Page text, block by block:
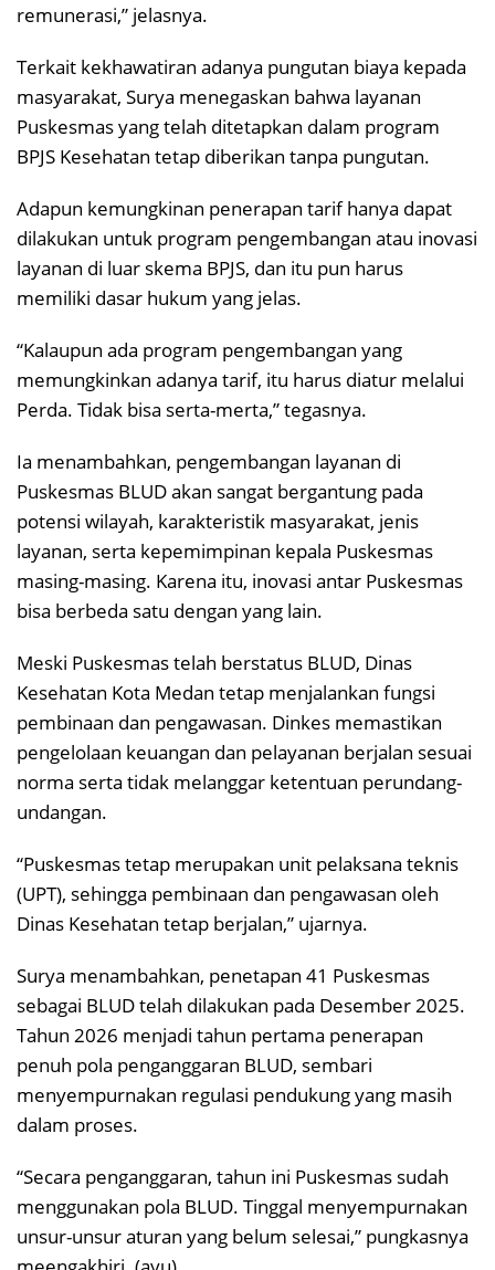
remunerasi,” jelasnya.
Terkait kekhawatiran adanya pungutan biaya kepada
masyarakat, Surya menegaskan bahwa layanan
Puskesmas yang telah ditetapkan dalam program
BPJS Kesehatan tetap diberikan tanpa pungutan.
Adapun kemungkinan penerapan tarif hanya dapat
dilakukan untuk program pengembangan atau inovasi
layanan di luar skema BPJS, dan itu pun harus
memiliki dasar hukum yang jelas.
“Kalaupun ada program pengembangan yang
memungkinkan adanya tarif, itu harus diatur melalui
Perda. Tidak bisa serta-merta,” tegasnya.
Ia menambahkan, pengembangan layanan di
Puskesmas BLUD akan sangat bergantung pada
potensi wilayah, karakteristik masyarakat, jenis
layanan, serta kepemimpinan kepala Puskesmas
masing-masing. Karena itu, inovasi antar Puskesmas
bisa berbeda satu dengan yang lain.
Meski Puskesmas telah berstatus BLUD, Dinas
Kesehatan Kota Medan tetap menjalankan fungsi
pembinaan dan pengawasan. Dinkes memastikan
pengelolaan keuangan dan pelayanan berjalan sesuai
norma serta tidak melanggar ketentuan perundang-
undangan.
“Puskesmas tetap merupakan unit pelaksana teknis
(UPT), sehingga pembinaan dan pengawasan oleh
Dinas Kesehatan tetap berjalan,” ujarnya.
Surya menambahkan, penetapan 41 Puskesmas
sebagai BLUD telah dilakukan pada Desember 2025.
Tahun 2026 menjadi tahun pertama penerapan
penuh pola penganggaran BLUD, sembari
menyempurnakan regulasi pendukung yang masih
dalam proses.
“Secara penganggaran, tahun ini Puskesmas sudah
menggunakan pola BLUD. Tinggal menyempurnakan
unsur-unsur aturan yang belum selesai,” pungkasnya